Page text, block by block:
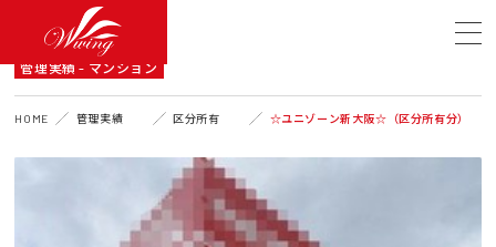
A DETAIL
管理実績 - マンション
HOME 管理実績 区分所有 ☆ユニゾーン新大阪☆（区分所有分）